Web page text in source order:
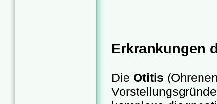
Erkrankungen
Die Otitis